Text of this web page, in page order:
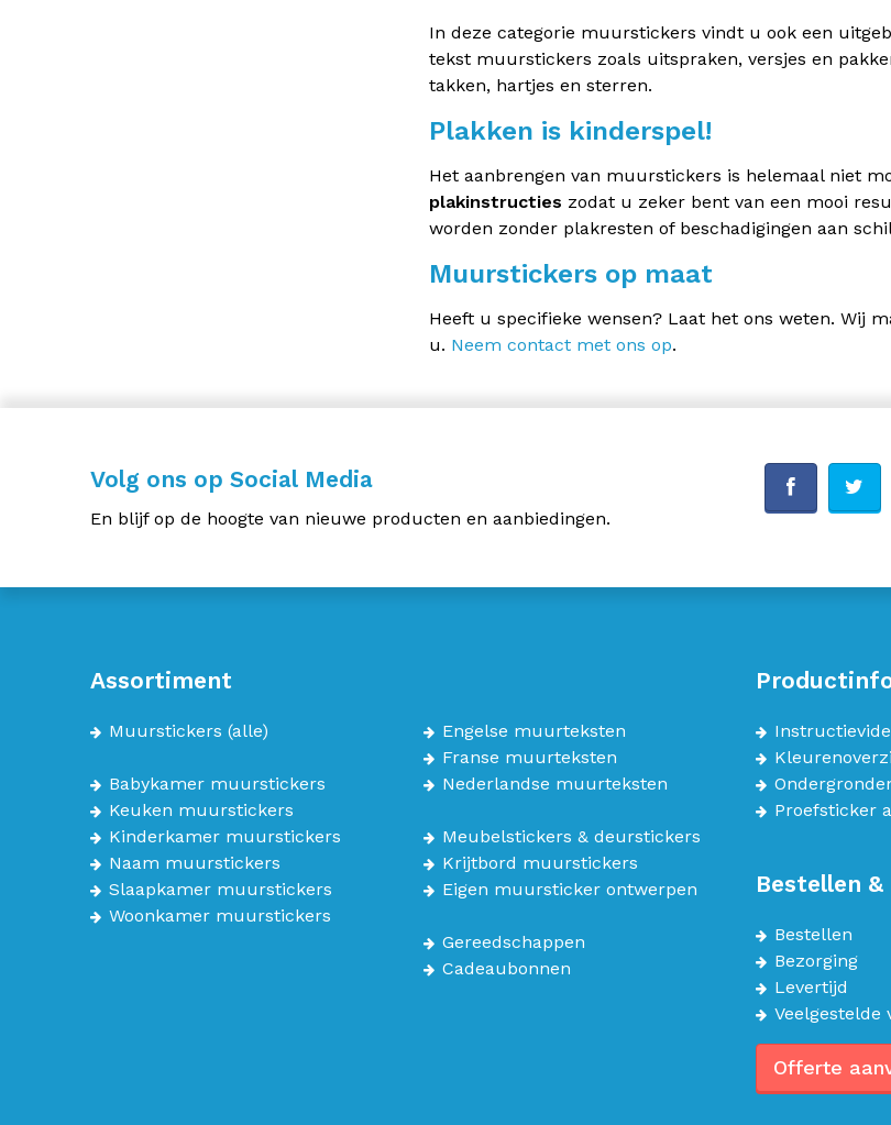
In deze categorie muurstickers vindt u ook een
tekst muurstickers zoals uitspraken, versjes en
takken, hartjes en sterren.
Plakken is kinderspel!
Het aanbrengen van muurstickers is helemaal niet
plakinstructies zodat u zeker bent van een mooi
worden zonder plakresten of beschadigingen aan
Muurstickers op maat
Heeft u specifieke wensen? Laat het ons weten. Wij
u. Neem contact met ons op.
Volg ons op Social Media
En blijf op de hoogte van nieuwe producten en aanbiedingen.
Assortiment
Muurstickers (alle)
Babykamer muurstickers
Keuken muurstickers
Kinderkamer muurstickers
Naam muurstickers
Slaapkamer muurstickers
Woonkamer muurstickers
Engelse muurteksten
Franse muurteksten
Nederlandse muurteksten
Meubelstickers & deurstickers
Krijtbord muurstickers
Eigen muursticker ontwerpen
Gereedschappen
Cadeaubonnen
Proefsticker
Bestellen
Bestellen
Bezorging
Levertijd
Veelgestelde
Offerte